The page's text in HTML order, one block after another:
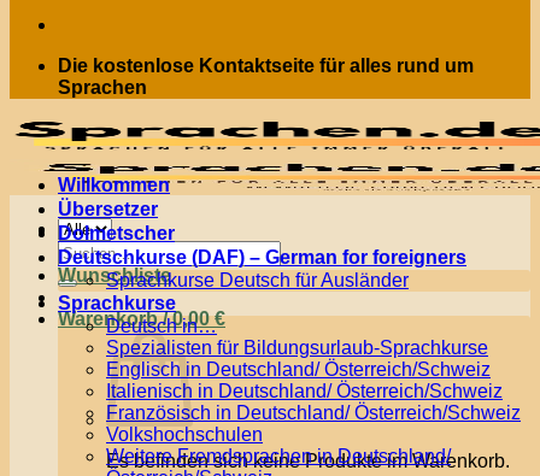
Die kostenlose Kontaktseite für alles rund um
Sprachen
Menü
Suchen
nach:
Wunschliste
Warenkorb /0,00€
Es befinden sich keine Produkte im Warenkorb.
Willkommen
Übersetzer
Dolmetscher
Deutschkurse (DAF) – German for foreigners
Sprachkurse Deutsch für Ausländer
Sprachkurse
Deutsch in…
Spezialisten für Bildungsurlaub-Sprachkurse
Englisch in Deutschland/ Österreich/Schweiz
Italienisch in Deutschland/ Österreich/Schweiz
Französisch in Deutschland/ Österreich/Schweiz
Volkshochschulen
Weitere Fremdsprachen in Deutschland/